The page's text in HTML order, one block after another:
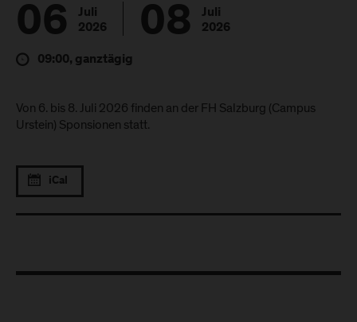
06
Juli
2026
08
Juli
2026
09:00, ganztägig
Von 6. bis 8. Juli 2026 finden an der FH Salzburg (Campus
Urstein) Sponsionen statt.
iCal